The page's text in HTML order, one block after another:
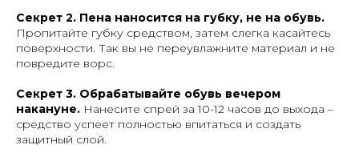
Секрет 2. Пена наносится на губку, не на обувь.
Пропитайте губку средством, затем слегка касайтесь
поверхности. Так вы не переувлажните материал и не
повредите ворс.
Секрет 3. Обрабатывайте обувь вечером
накануне. Нанесите спрей за 10-12 часов до выхода –
средство успеет полностью впитаться и создать
защитный слой.